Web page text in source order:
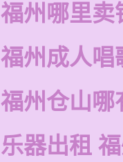
福州哪里卖
福州成人唱
福州仓山哪
乐器出租